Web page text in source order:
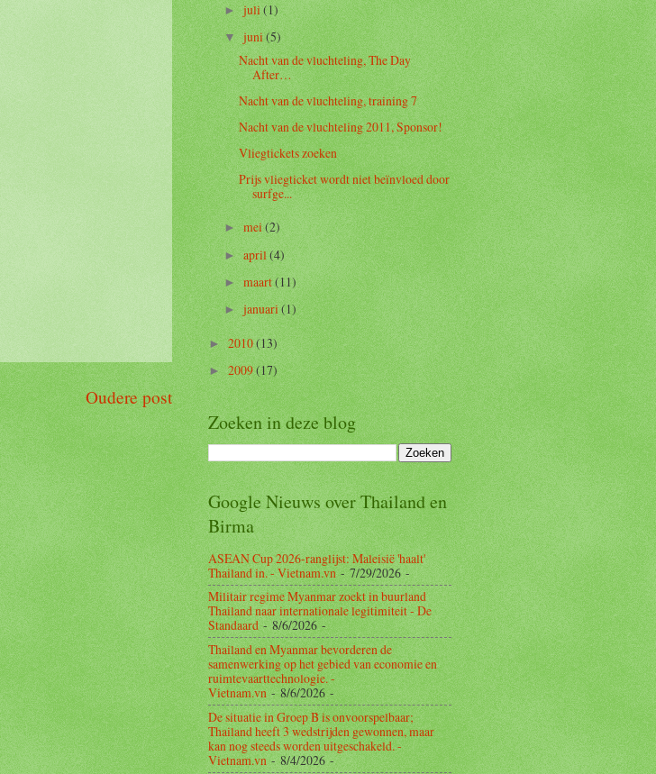
Oudere post
►juli(1)
▼juni(5)
Nacht van de vluchteling, The Day
After…
Nacht van de vluchteling, training 7
Nacht van de vluchteling 2011, Sponsor!
Vliegtickets zoeken
Prijs vliegticket wordt niet beïnvloed door
surfge...
►mei(2)
►april(4)
►maart(11)
►januari(1)
►2010(13)
►2009(17)
Zoeken in deze blog
Google Nieuws over Thailand en
Birma
ASEAN Cup 2026-ranglijst: Maleisië 'haalt'
Thailand in. - Vietnam.vn- 7/29/2026-
Militair regime Myanmar zoekt in buurland
Thailand naar internationale legitimiteit - De
Standaard- 8/6/2026-
Thailand en Myanmar bevorderen de
samenwerking op het gebied van economie en
ruimtevaarttechnologie. -
Vietnam.vn- 8/6/2026-
De situatie in Groep B is onvoorspelbaar;
Thailand heeft 3 wedstrijden gewonnen, maar
kan nog steeds worden uitgeschakeld. -
Vietnam.vn- 8/4/2026-